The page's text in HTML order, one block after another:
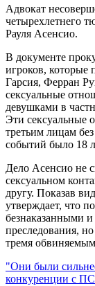
Адвокат
четырехлетнего
Рауля Асенсио.
В документе
игроков, которые
Гарсия, Ферран
сексуальные
девушками в
Эти сексуальные
третьим лицам
событий было 18
Дело Асенсио не
сексуальном
другу. Показав
утверждает, что
безнаказанными
преследования,
тремя
"Они были
конкуренции с